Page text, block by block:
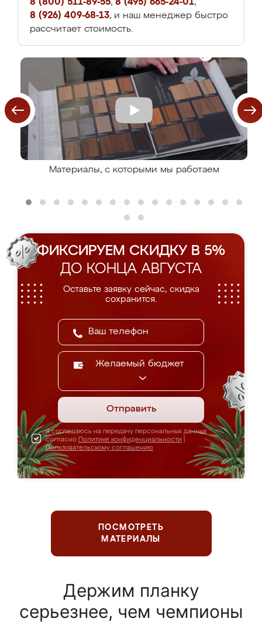
8 (800) 511-89-55, 8 (495) 665-24-01,
8 (926) 409-68-13, и наш менеджер быстро
рассчитает стоимость.
Материалы, с которыми мы работаем
ФИКСИРУЕМ СКИДКУ В 5%
ДО КОНЦА АВГУСТА
Оставьте заявку сейчас, скидка
сохранится.
Желаемый бюджет
Отправить
Я соглашаюсь на передачу персональных данных
согласно Политике конфиденциальности
Пользовательскому соглашению
ПОСМОТРЕТЬ
МАТЕРИАЛЫ
Держим планку
серьезнее, чем чемпионы